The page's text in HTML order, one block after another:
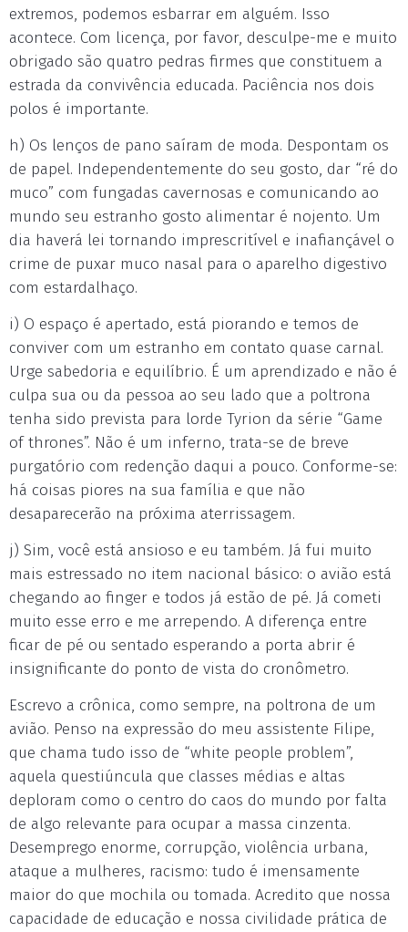
extremos, podemos esbarrar em alguém. Isso
acontece. Com licença, por favor, desculpe-me e muito
obrigado são quatro pedras firmes que constituem a
estrada da convivência educada. Paciência nos dois
polos é importante.
h) Os lenços de pano saíram de moda. Despontam os
de papel. Independentemente do seu gosto, dar “ré do
muco” com fungadas cavernosas e comunicando ao
mundo seu estranho gosto alimentar é nojento. Um
dia haverá lei tornando imprescritível e inafiançável o
crime de puxar muco nasal para o aparelho digestivo
com estardalhaço.
i) O espaço é apertado, está piorando e temos de
conviver com um estranho em contato quase carnal.
Urge sabedoria e equilíbrio. É um aprendizado e não é
culpa sua ou da pessoa ao seu lado que a poltrona
tenha sido prevista para lorde Tyrion da série “Game
of thrones”. Não é um inferno, trata-se de breve
purgatório com redenção daqui a pouco. Conforme-se:
há coisas piores na sua família e que não
desaparecerão na próxima aterrissagem.
j) Sim, você está ansioso e eu também. Já fui muito
mais estressado no item nacional básico: o avião está
chegando ao finger e todos já estão de pé. Já cometi
muito esse erro e me arrependo. A diferença entre
ficar de pé ou sentado esperando a porta abrir é
insignificante do ponto de vista do cronômetro.
Escrevo a crônica, como sempre, na poltrona de um
avião. Penso na expressão do meu assistente Filipe,
que chama tudo isso de “white people problem”,
aquela questiúncula que classes médias e altas
deploram como o centro do caos do mundo por falta
de algo relevante para ocupar a massa cinzenta.
Desemprego enorme, corrupção, violência urbana,
ataque a mulheres, racismo: tudo é imensamente
maior do que mochila ou tomada. Acredito que nossa
capacidade de educação e nossa civilidade prática de